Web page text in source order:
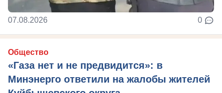
07.08.2026 0
Общество
«Газа нет и не предвидится»: в
Минэнерго ответили на жалобы жителей